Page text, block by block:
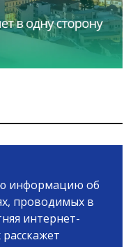
информацию об
проводимых в
интернет-